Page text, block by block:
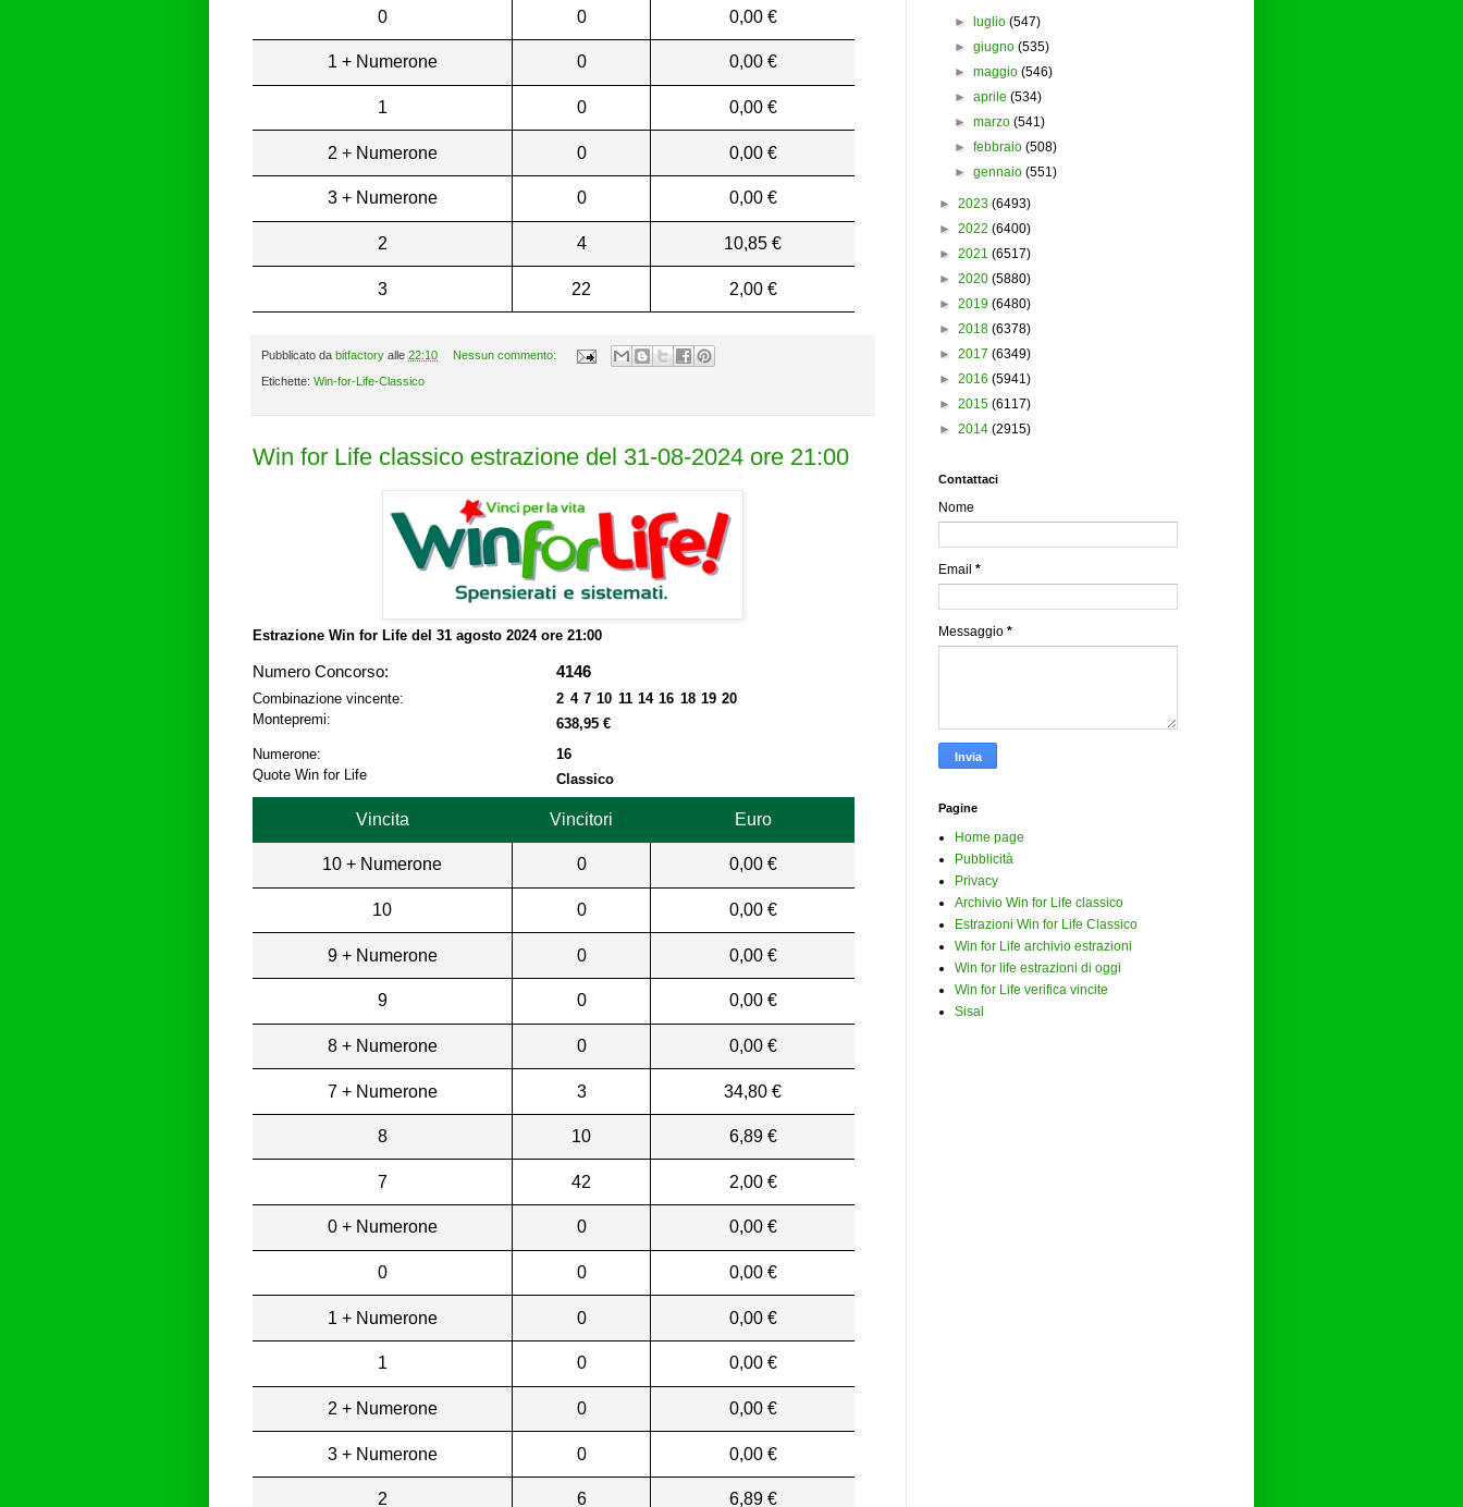
0 0 0,00 €
1 + Numerone 0 0,00 €
1 0 0,00 €
2 + Numerone 0 0,00 €
3 + Numerone 0 0,00 €
2 4 10,85 €
3 22 2,00 €
Pubblicato da bitfactory alle 22:10 Nessun commento:
Etichette: Win-for-Life-Classico
Win for Life classico estrazione del 31-08-2024 ore 21:00
Estrazione Win for Life del 31 agosto 2024 ore 21:00
Numero Concorso: 4146
Combinazione vincente:
2 4 7 10 11 14 16 18 19 20
Montepremi:
638,95 €
Numerone:
16
Quote Win for Life
Classico
Vincita Vincitori Euro
10 + Numerone 0 0,00 €
10 0 0,00 €
9 + Numerone 0 0,00 €
9 0 0,00 €
8 + Numerone 0 0,00 €
7 + Numerone 3 34,80 €
8 10 6,89 €
7 42 2,00 €
0 + Numerone 0 0,00 €
0 0 0,00 €
1 + Numerone 0 0,00 €
1 0 0,00 €
2 + Numerone 0 0,00 €
3 + Numerone 0 0,00 €
2 6 6,89 €
► luglio (547)
►giugno (535)
►maggio (546)
►aprile (534)
►marzo (541)
►febbraio (508)
►gennaio (551)
► 2023 (6493)
► 2022 (6400)
► 2021 (6517)
► 2020 (5880)
► 2019 (6480)
► 2018 (6378)
► 2017 (6349)
► 2016 (5941)
► 2015 (6117)
► 2014 (2915)
Contattaci
Nome
Email *
Messaggio *
Pagine
Home page
Pubblicità
Privacy
Archivio Win for Life classico
Estrazioni Win for Life Classico
Win for Life archivio estrazioni
Win for life estrazioni di oggi
Win for Life verifica vincite
Sisal